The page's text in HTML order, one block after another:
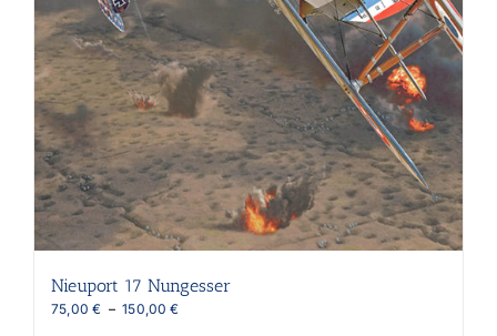
Nieuport 17 Nungesser
75,00€ – 150,00€Plage